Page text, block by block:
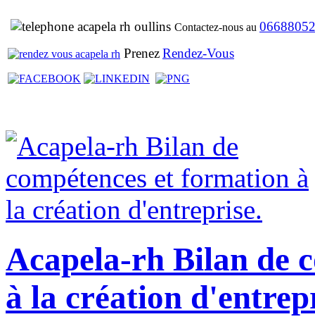
Contactez-nous au
PrenezRendez-Vous
Acapela-rh Bilan de
à la création